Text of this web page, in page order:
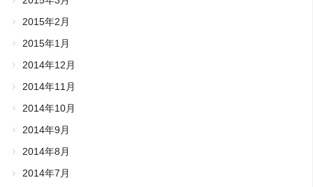
2015年2月
2015年1月
2014年12月
2014年11月
2014年10月
2014年9月
2014年8月
2014年7月